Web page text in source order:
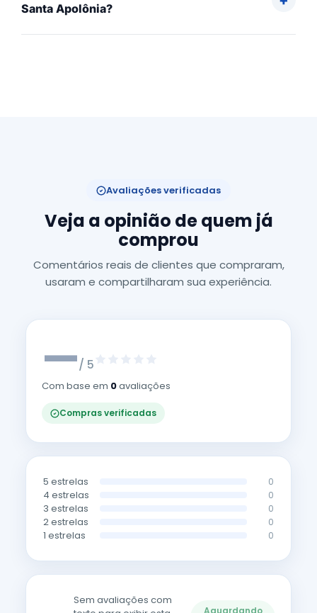
Santa Apolônia?
Avaliações verificadas
Veja a opinião de quem já
comprou
Comentários reais de clientes que compraram,
usaram e compartilharam sua experiência.
—/ 5
Com base em 0avaliações
Compras verificadas
5 estrelas 0
4 estrelas 0
3 estrelas 0
2 estrelas 0
1 estrelas 0
Sem avaliações com
Aguardando